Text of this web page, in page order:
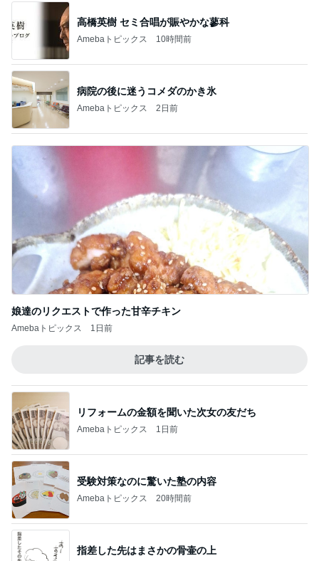
高橋英樹 セミ合唱が賑やかな蓼科
Amebaトピックス 10時間前
病院の後に迷うコメダのかき氷
Amebaトピックス 2日前
娘達のリクエストで作った甘辛チキン
Amebaトピックス 1日前
記事を読む
リフォームの金額を聞いた次女の友だち
Amebaトピックス 1日前
受験対策なのに驚いた塾の内容
Amebaトピックス 20時間前
指差した先はまさかの骨壷の上